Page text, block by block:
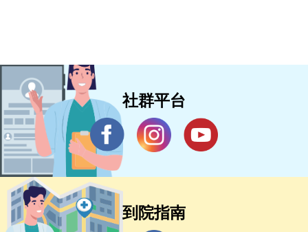
社群平台
到院指南